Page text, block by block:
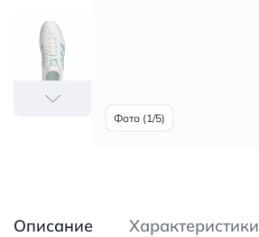
Фото (1/5)
Описание Характеристики